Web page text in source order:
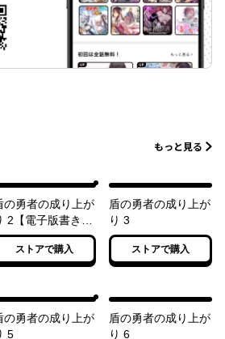
もっと見る
の勇者の成り上が
2【電子版書き下
し付】
ストアで購入
盾の勇者の成り上が
り 3
ストアで購入
の勇者の成り上が
5
盾の勇者の成り上が
り 6